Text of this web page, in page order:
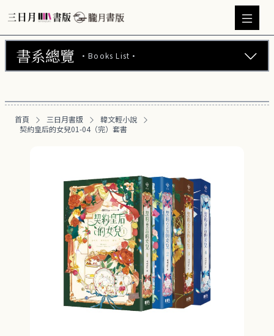
書系總覽 ·Books List·
華文輕小說 (469)
日文輕小說 (22)
BL小說 (104)
GL百合小說 (11)
GL百合漫畫 (30)
韓國漫畫 (3)
18+BG小說 (9)
奇幻冒險小說 (4)
首頁 三日月書版
韓文輕小說
契約皇后的女兒01-04（完）套書